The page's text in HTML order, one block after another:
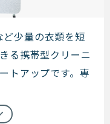
少量の衣類を短
る携帯型クリーニ
トアップです。専